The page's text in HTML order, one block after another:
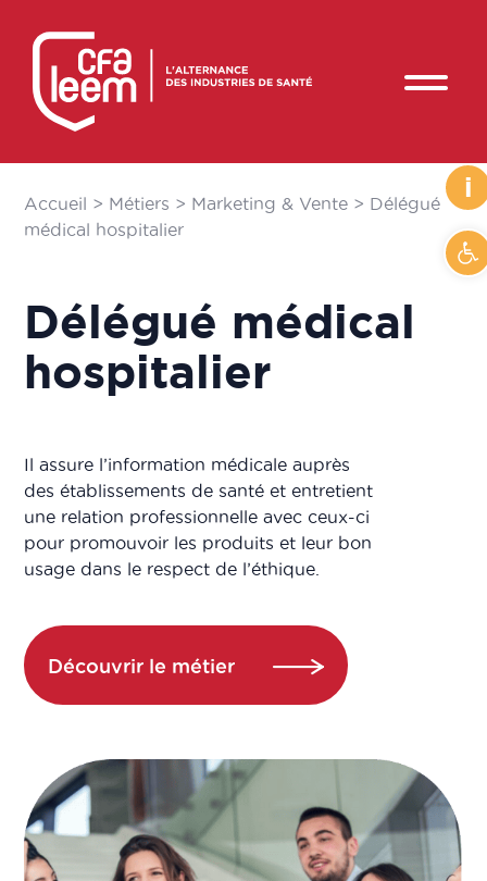
i
Accueil > Métiers > Marketing & Vente > ​Délégué
médical hospitalier
​Délégué médical
hospitalier
Il assure l’information médicale auprès
des établissements de santé et entretient
une relation professionnelle avec ceux-ci
pour promouvoir les produits et leur bon
usage dans le respect de l’éthique.
Découvrir le métier